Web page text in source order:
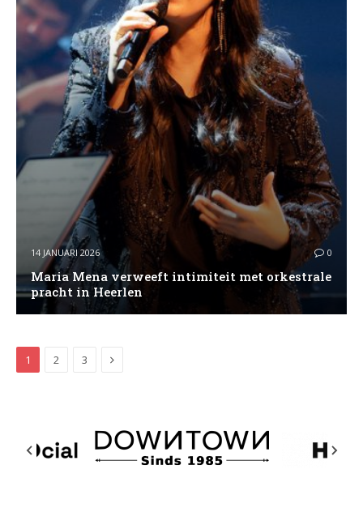
14 JANUARI 2026 0
Maria Mena verweeft intimiteit met orkestrale
pracht in Heerlen
1 2 3 Next